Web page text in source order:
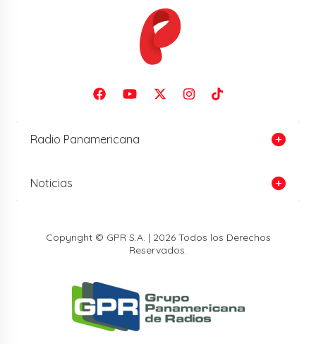
Radio Panamericana
Noticias
Copyright © GPR S.A. | 2026 Todos los Derechos
Reservados.